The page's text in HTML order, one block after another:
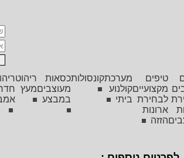
טיפים
מקצועיים
לבחירת
ארונות
הזזה
מערכת
קולנוע
ביתי
קונסולותכסאות
מעוצבים
במבצע
ריהוט
מעץ